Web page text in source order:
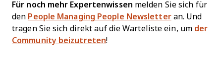
Für noch mehr Expertenwissen melden Sie sich für
den People Managing People Newsletteran. Und
tragen Sie sich direkt auf die Warteliste ein, um der
Community beizutreten!